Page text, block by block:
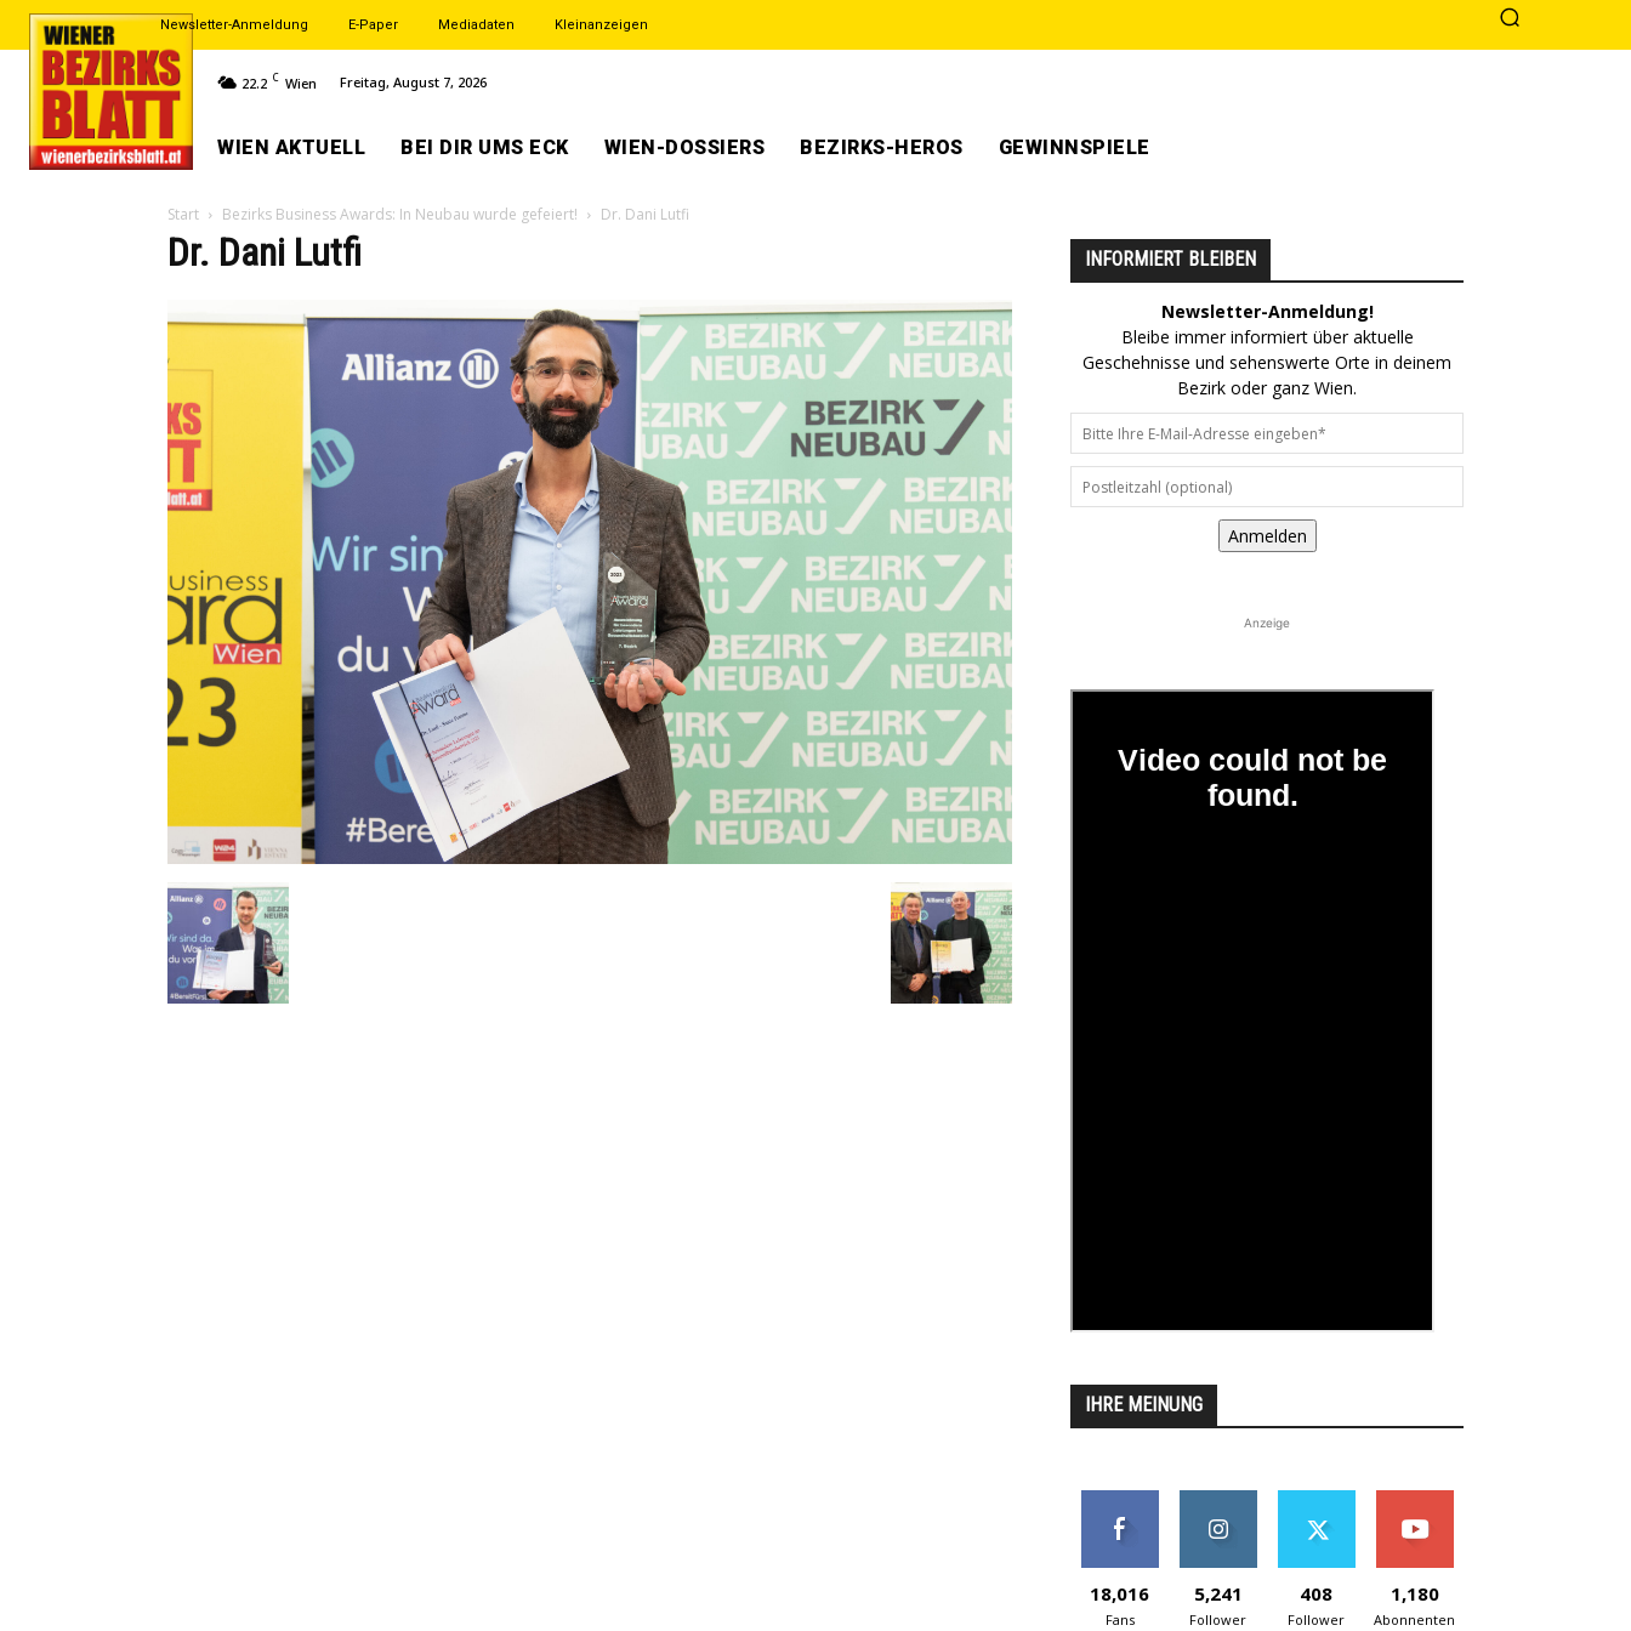
Newsletter-Anmeldung E-Paper Mediadaten Kleinanzeigen
22.2 C Wien Freitag, August 7, 2026
WIEN AKTUELL BEI DIR UMS ECK WIEN-DOSSIERS BEZIRKS-HEROS GEWINNSPIELE
Start Bezirks Business Awards: In Neubau wurde gefeiert! Dr. Dani Lutfi
Dr. Dani Lutfi INFORMIERT BLEIBEN
Newsletter-Anmeldung!
Bleibe immer informiert über aktuelle
Geschehnisse und sehenswerte Orte in deinem
Bezirk oder ganz Wien.
Anmelden
Anzeige
IHRE MEINUNG
18,016
Fans
5,241
Follower
408
Follower
1,180
Abonnenten